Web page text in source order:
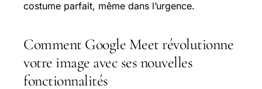
costume parfait, même dans l’urgence.
Comment Google Meet révolutionne
votre image avec ses nouvelles
fonctionnalités